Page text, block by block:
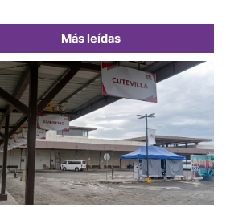
Más leídas